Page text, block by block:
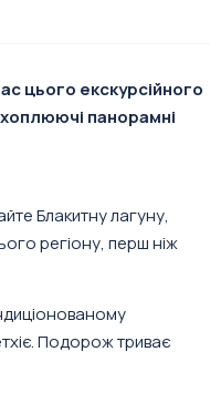
цього екскурсійного
панорамні
Блакитну лагуну,
регіону, перш ніж
Подорож триває